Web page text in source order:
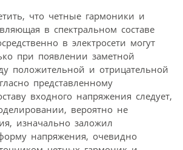
что четные гармоники и
в спектральном составе
в электросети могут
при появлении заметной
положительной и отрицательной
представленному
входного напряжения следует,
вероятно не
изначально заложил
напряжения, очевидно